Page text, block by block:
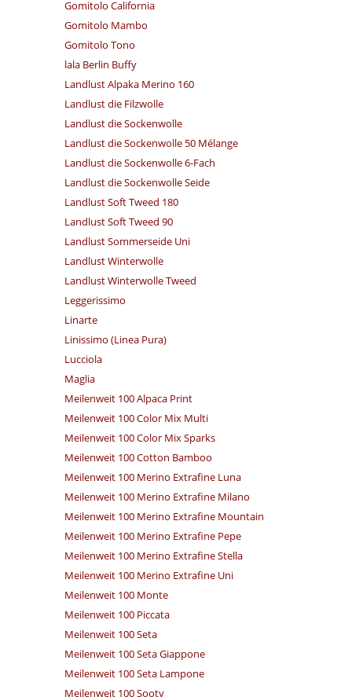
Gomitolo California
Gomitolo Mambo
Gomitolo Tono
lala Berlin Buffy
Landlust Alpaka Merino 160
Landlust die Filzwolle
Landlust die Sockenwolle
Landlust die Sockenwolle 50 Mélange
Landlust die Sockenwolle 6-Fach
Landlust die Sockenwolle Seide
Landlust Soft Tweed 180
Landlust Soft Tweed 90
Landlust Sommerseide Uni
Landlust Winterwolle
Landlust Winterwolle Tweed
Leggerissimo
Linarte
Linissimo (Linea Pura)
Lucciola
Maglia
Meilenweit 100 Alpaca Print
Meilenweit 100 Color Mix Multi
Meilenweit 100 Color Mix Sparks
Meilenweit 100 Cotton Bamboo
Meilenweit 100 Merino Extrafine Luna
Meilenweit 100 Merino Extrafine Milano
Meilenweit 100 Merino Extrafine Mountain
Meilenweit 100 Merino Extrafine Pepe
Meilenweit 100 Merino Extrafine Stella
Meilenweit 100 Merino Extrafine Uni
Meilenweit 100 Monte
Meilenweit 100 Piccata
Meilenweit 100 Seta
Meilenweit 100 Seta Giappone
Meilenweit 100 Seta Lampone
Meilenweit 100 Sooty